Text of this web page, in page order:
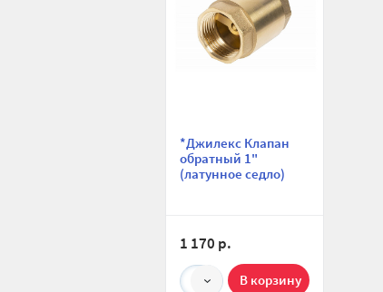
*Джилекс Клапан
обратный 1"
(латунное седло)
1 170 р.
1